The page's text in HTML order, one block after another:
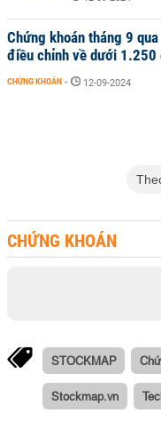
Chứng khoán tháng 9
điều chỉnh về dưới 1.250
CHỨNG KHOÁN - 12-09-2024
CHỨNG KHOÁN
STOCKMAP
Stockmap.vn